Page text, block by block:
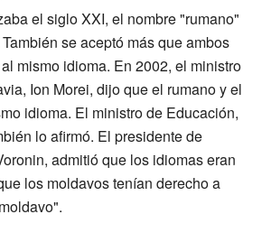
el siglo XXI, el nombre "rumano"
se aceptó más que ambos
mismo idioma. En 2002, el ministro
Ion Morei, dijo que el rumano y el
idioma. El ministro de Educación,
lo afirmó. El presidente de
admitió que los idiomas eran
los moldavos tenían derecho a